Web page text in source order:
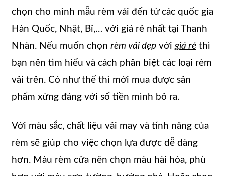
chọn cho mình mẫu rèm vải đến từ các quốc gia
Hàn Quốc, Nhật, Bỉ,… với giá rẻ nhất tại Thanh
Nhàn. Nếu muốn chọn rèm vải đẹp với giá rẻ thì
bạn nên tìm hiểu và cách phân biệt các loại rèm
vải trên. Có như thế thì mới mua được sản
phẩm xứng đáng với số tiền mình bỏ ra.
Với màu sắc, chất liệu vải may và tính năng của
rèm sẽ giúp cho việc chọn lựa được dễ dàng
hơn. Màu rèm cửa nên chọn màu hài hòa, phù